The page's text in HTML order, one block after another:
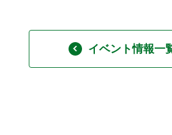
イベント情報一